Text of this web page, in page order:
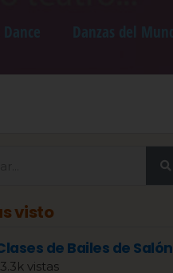
visto
de Bailes de Salón
vistas